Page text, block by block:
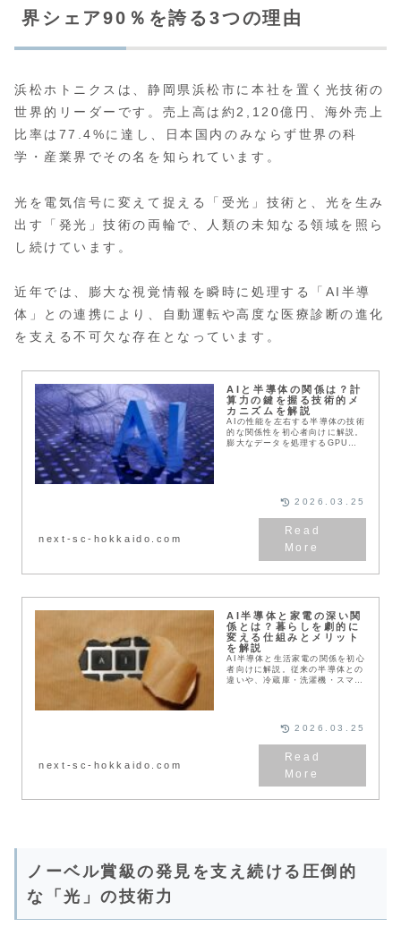
界シェア90％を誇る3つの理由
浜松ホトニクスは、静岡県浜松市に本社を置く光技術の
世界的リーダーです。売上高は約2,120億円、海外売上
比率は77.4%に達し、日本国内のみならず世界の科
学・産業界でその名を知られています。
光を電気信号に変えて捉える「受光」技術と、光を生み
出す「発光」技術の両輪で、人類の未知なる領域を照ら
し続けています。
近年では、膨大な視覚情報を瞬時に処理する「AI半導
体」との連携により、自動運転や高度な医療診断の進化
を支える不可欠な存在となっています。
AIと半導体の関係は？計
算力の鍵を握る技術的メ
カニズムを解説
AIの性能を左右する半導体の技術
的な関係性を初心者向けに解説。
膨大なデータを処理するGPUの
next-sc-hokkaido.com
2026.03.25
AI半導体と家電の深い関
係とは？暮らしを劇的に
変える仕組みとメリット
を解説
AI半導体と生活家電の関係を初心
者向けに解説。従来の半導体との
違いや、冷蔵庫・洗濯機・スマホ
か、未来の展望も必見です。
next-sc-hokkaido.com
2026.03.25
ノーベル賞級の発見を支え続ける圧倒的
な「光」の技術力